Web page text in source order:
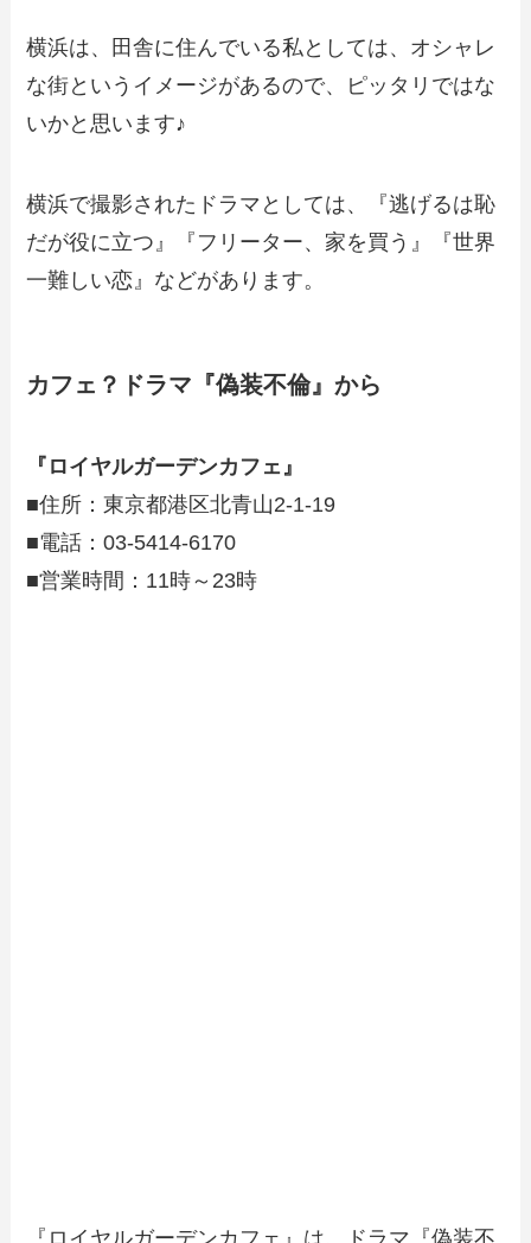
横浜は、田舎に住んでいる私としては、オシャレ
な街というイメージがあるので、ピッタリではな
いかと思います♪
横浜で撮影されたドラマとしては、『逃げるは恥
だが役に立つ』『フリーター、家を買う』『世界
一難しい恋』などがあります。
カフェ？ドラマ『偽装不倫』から
『ロイヤルガーデンカフェ』
■住所：東京都港区北青山2-1-19
■電話：03-5414-6170
■営業時間：11時～23時